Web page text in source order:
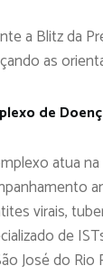
a Blitz da
as
de
atua
virais,
de
José do Rio